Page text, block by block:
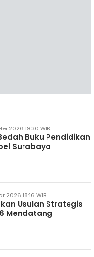
2026 19:30 WIB
Buku Pendidikan
Surabaya
2026 18:16 WIB
Usulan Strategis
Mendatang